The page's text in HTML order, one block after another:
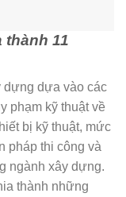
11
dựa vào các
phạm kỹ thuật về
bị kỹ thuật, mức
pháp thi công và
ngành xây dựng.
thành những